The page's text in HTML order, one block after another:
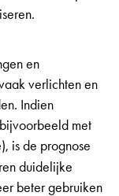
en
verlichten en
Indien
met
), is de prognose
duidelijke
beter gebruiken